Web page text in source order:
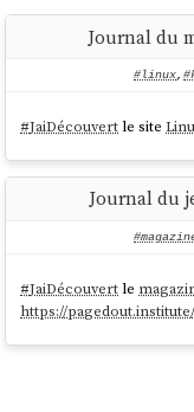
Journal du
#linux,
#JaiDécouvertle site
Journal du
#JaiDécouvertle
https://pagedout.institute/